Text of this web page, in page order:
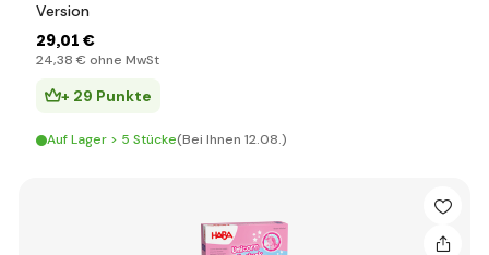
Version
29,01 €
24,38 € ohne MwSt
+ 29 Punkte
Auf Lager > 5 Stücke(Bei Ihnen 12.08.)